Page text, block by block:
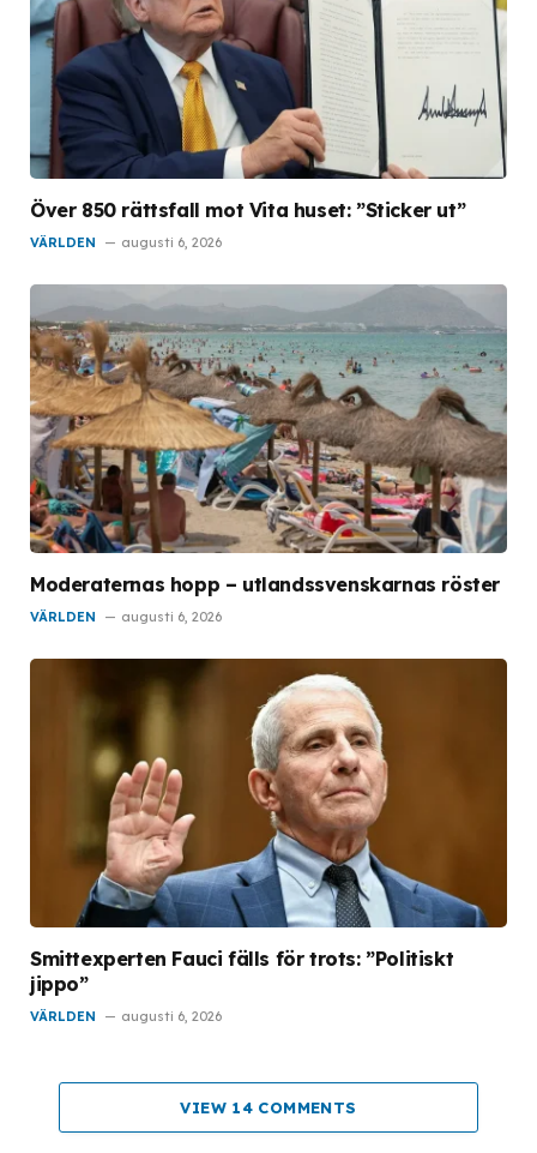
Över 850 rättsfall mot Vita huset: ”Sticker ut”
VÄRLDEN augusti 6, 2026
Moderaternas hopp – utlandssvenskarnas röster
VÄRLDEN augusti 6, 2026
Smittexperten Fauci fälls för trots: ”Politiskt
jippo”
VÄRLDEN augusti 6, 2026
VIEW 14 COMMENTS